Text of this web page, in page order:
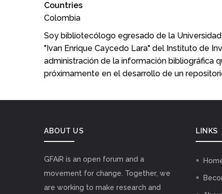
Countries
Colombia
Soy bibliotecólogo egresado de la
"Ivan Enrique Caycedo Lara" del Instituto de
administración de la información bibliográfica
próximamente en el desarrollo de un
ABOUT US
GFAiR is an open forum and a
movement for change. Together, we
are working to make research and
LINKS